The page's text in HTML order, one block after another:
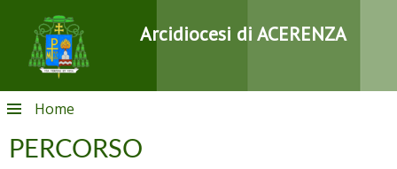
Arcidiocesi di ACERENZA
Skip
content
Home
PERCORSO